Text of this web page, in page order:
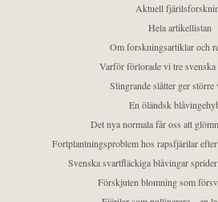
Aktuell
Hela artikellistan
Om forskningsartiklar och
Varför förlorade vi tre svenska
Slingrande slåtter ger större
En öländsk
Det nya normala får oss att
Fortplantningsproblem hos rapsfjärilar
Svenska svartfläckiga blåvingar
Förskjuten blomning som